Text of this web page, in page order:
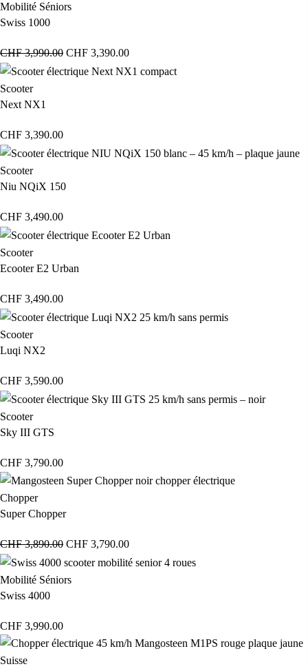
Mobilité Séniors
Swiss 1000
CHF3,990.00 CHF 3,390.00
Scooter
Next NX1
CHF 3,390.00
Scooter
Niu NQiX 150
CHF 3,490.00
Scooter
Ecooter E2 Urban
CHF 3,490.00
Scooter
Luqi NX2
CHF 3,590.00
Scooter
Sky III GTS
CHF 3,790.00
Chopper
Super Chopper
CHF3,890.00 CHF 3,790.00
Mobilité Séniors
Swiss 4000
CHF 3,990.00